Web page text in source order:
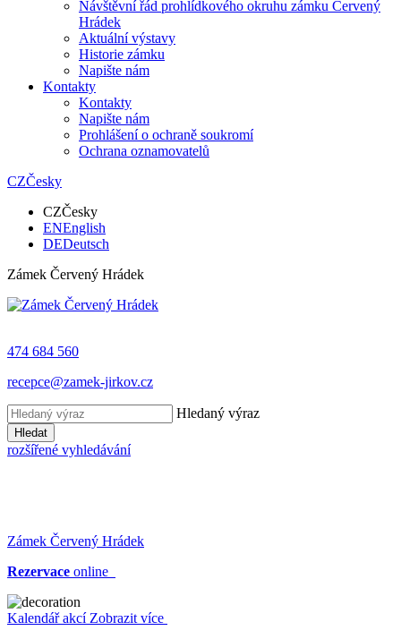
Návštěvní řád prohlídkového okruhu zámku Červený
Hrádek
Aktuální výstavy
Historie zámku
Napište nám
Kontakty
Kontakty
Napište nám
Prohlášení o ochraně soukromí
Ochrana oznamovatelů
CZČesky
CZČesky
ENEnglish
DEDeutsch
Zámek Červený Hrádek
474 684 560
recepce@zamek-jirkov.cz
Hledaný výraz
Hledat
rozšířené vyhledávání
Zámek Červený Hrádek
Rezervace online
Kalendář akcí Zobrazit více